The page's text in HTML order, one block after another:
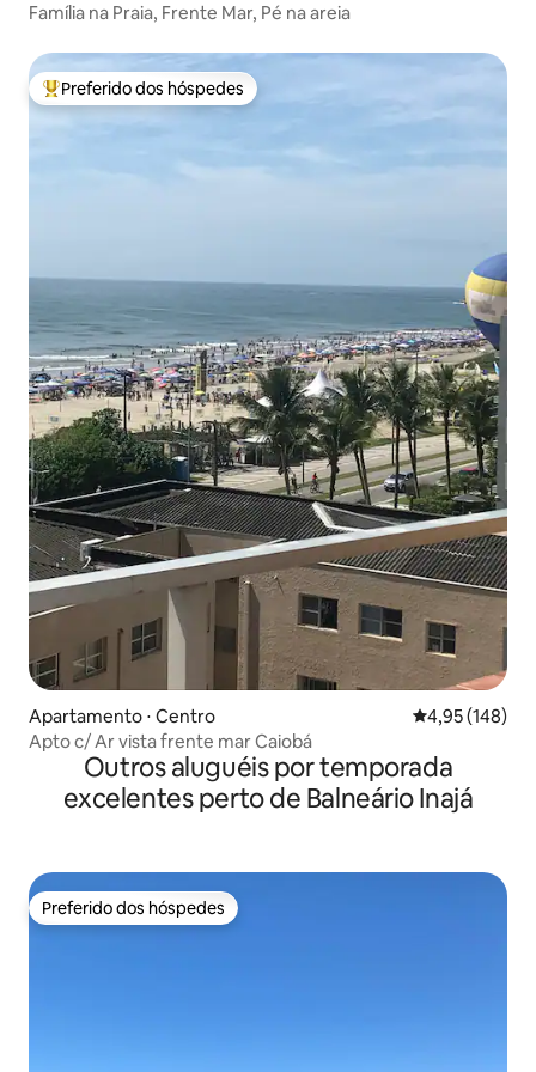
Família na Praia, Frente Mar, Pé na areia
Entre os melhores preferidos dos hóspedes
Preferido dos hóspedes
Apartamento ⋅ Centro 4,95 de uma
4,95 (148)
Apto c/ Ar vista frente mar Caiobá
Outros aluguéis por temporada
excelentes perto de Balneário Inajá
Preferido dos hóspedes
Preferido dos hóspedes